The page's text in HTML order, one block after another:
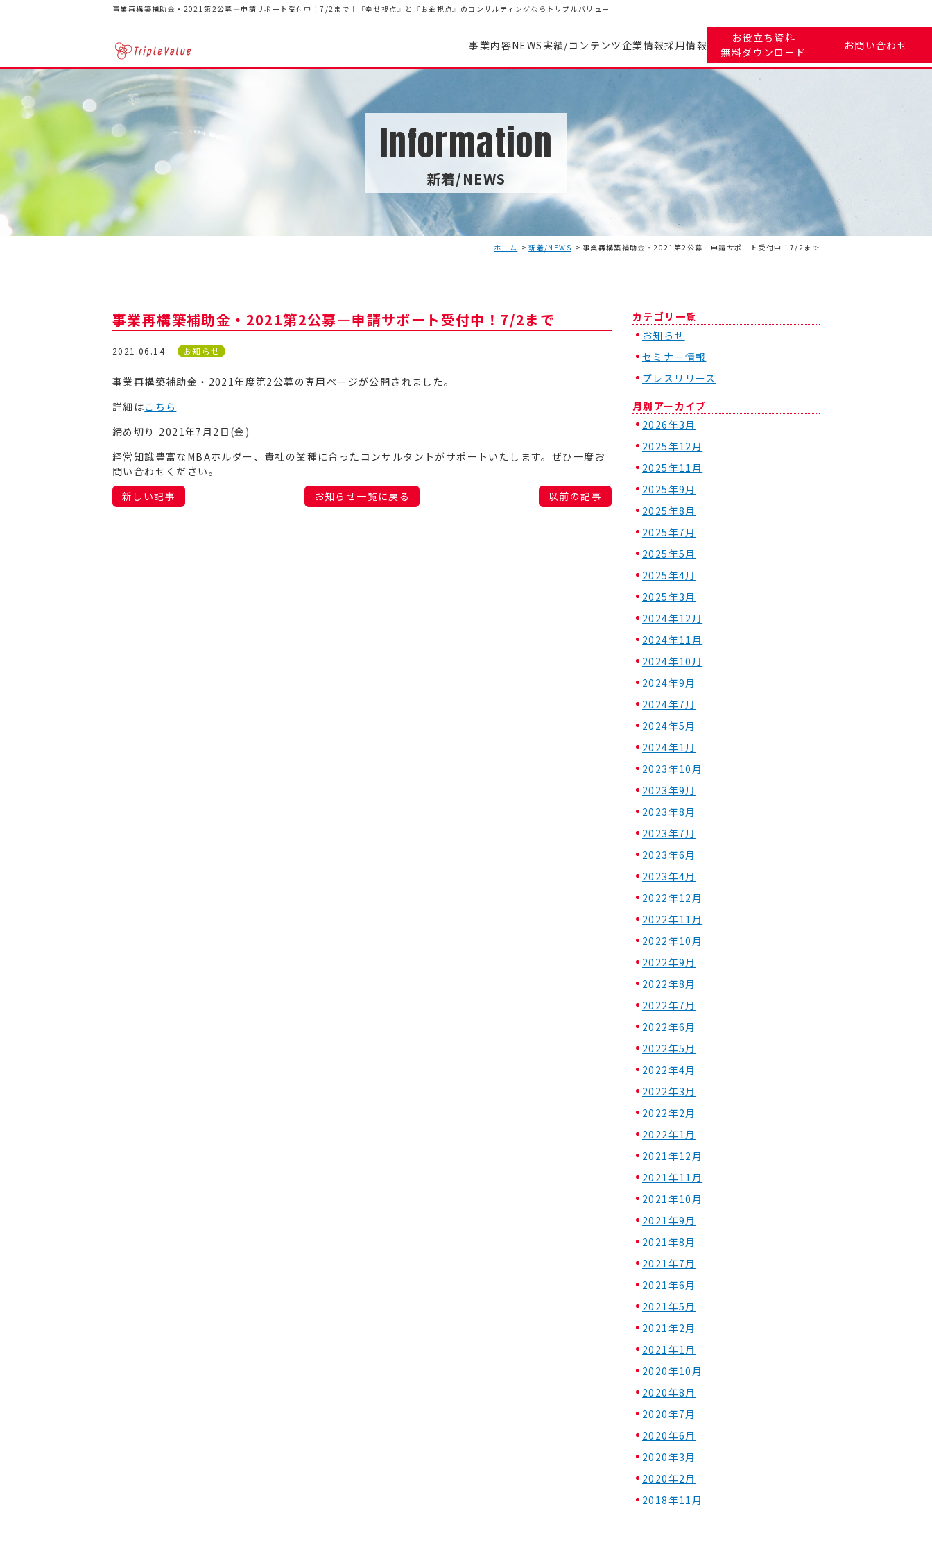
事業再構築補助金・2021第2公募―申請サポート受付中！7/2まで｜『幸せ視点』と『お金視点』のコンサルティングならトリプルバリュー
事業内容NEWS実績/コンテンツ企業情報採用情報
お役立ち資料
無料ダウンロード
お問い合わせ
Information
新着/NEWS
ホーム 新着/NEWS 事業再構築補助金・2021第2公募―申請サポート受付中！7/2まで
事業再構築補助金・2021第2公募―申請サポート受付中！7/2まで
2021.06.14 お知らせ
事業再構築補助金・2021年度第2公募の専用ページが公開されました。
詳細はこちら
締め切り 2021年7月2日(金)
経営知識豊富なMBAホルダー、貴社の業種に合ったコンサルタントがサポートいたします。ぜひ一度お
問い合わせください。
新しい記事
お知らせ一覧に戻る 以前の記事
カテゴリ一覧
お知らせ
セミナー情報
プレスリリース
月別アーカイブ
2026年3月
2025年12月
2025年11月
2025年9月
2025年8月
2025年7月
2025年5月
2025年4月
2025年3月
2024年12月
2024年11月
2024年10月
2024年9月
2024年7月
2024年5月
2024年1月
2023年10月
2023年9月
2023年8月
2023年7月
2023年6月
2023年4月
2022年12月
2022年11月
2022年10月
2022年9月
2022年8月
2022年7月
2022年6月
2022年5月
2022年4月
2022年3月
2022年2月
2022年1月
2021年12月
2021年11月
2021年10月
2021年9月
2021年8月
2021年7月
2021年6月
2021年5月
2021年2月
2021年1月
2020年10月
2020年8月
2020年7月
2020年6月
2020年3月
2020年2月
2018年11月